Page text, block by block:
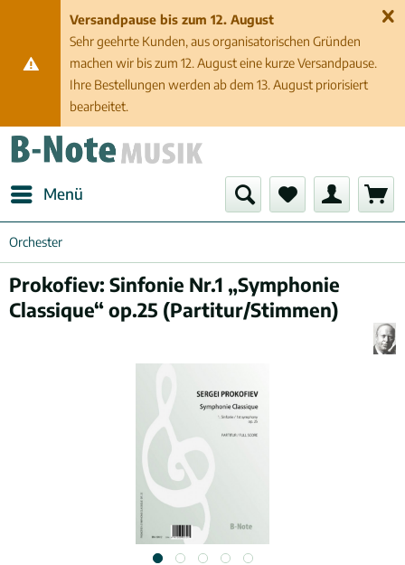
Versandpause bis zum 12. August
Sehr geehrte Kunden, aus organisatorischen Gründen
machen wir bis zum 12. August eine kurze Versandpause.
Ihre Bestellungen werden ab dem 13. August priorisiert
bearbeitet.
Menü
Orchester
Prokofiev: Sinfonie Nr.1 „Symphonie
Classique“ op.25 (Partitur/Stimmen)